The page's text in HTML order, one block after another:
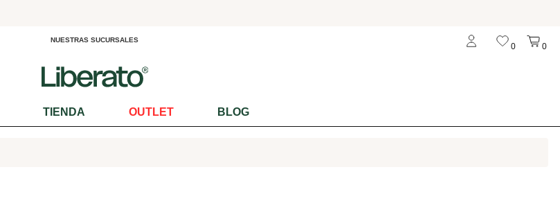
NUESTRAS SUCURSALES
0 0
TIENDA OUTLET BLOG